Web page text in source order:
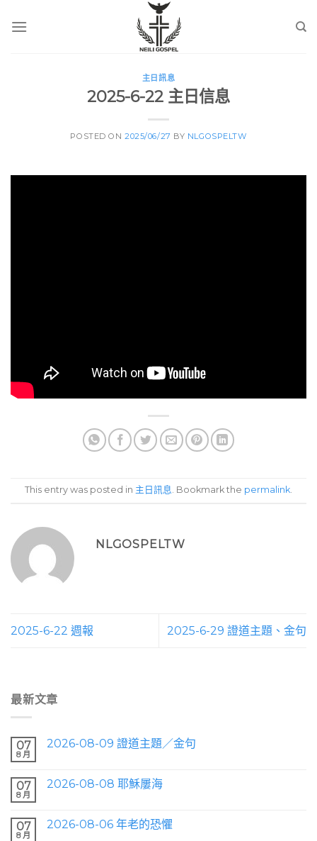
主日訊息
2025-6-22 主日信息
POSTED ON2025/06/27 BY NLGOSPELTW
This entry was posted in 主日訊息. Bookmark the permalink.
NLGOSPELTW
2025-6-22 週報 2025-6-29 證道主題、金句
最新文章
07
8 月
2026-08-09 證道主題／金句
07
8 月
2026-08-08 耶穌屢海
07
8 月
2026-08-06 年老的恐懼